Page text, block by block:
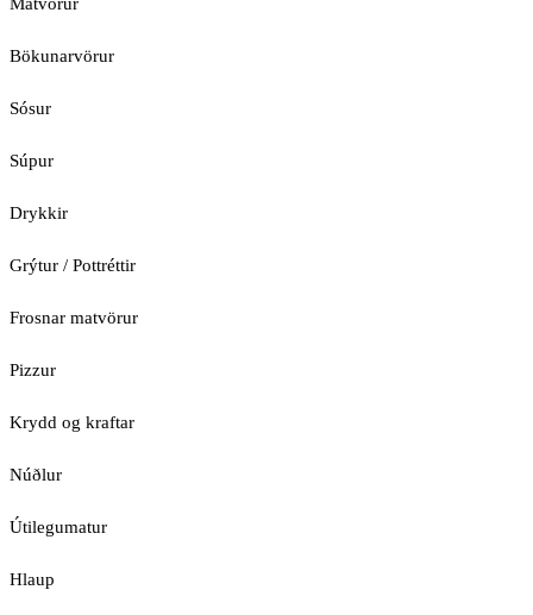
Bökunarvörur
Sósur
Súpur
Drykkir
Grýtur / Pottréttir
Frosnar matvörur
Pizzur
Krydd og kraftar
Núðlur
Útilegumatur
Hlaup